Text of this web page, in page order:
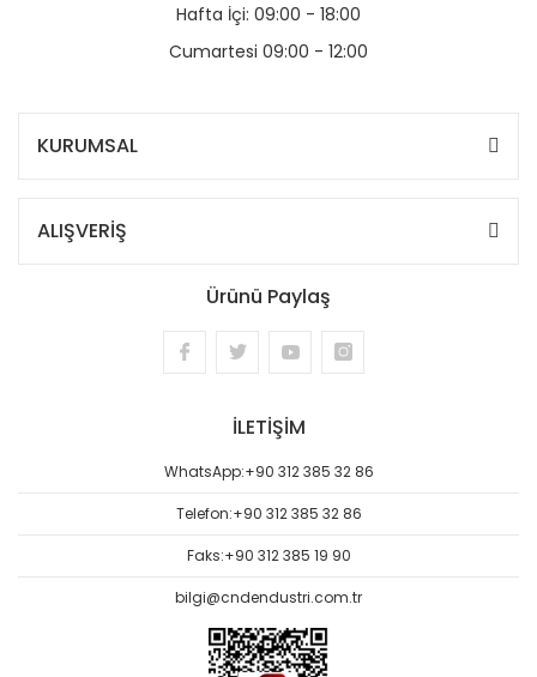
Hafta İçi: 09:00 - 18:00
Cumartesi 09:00 - 12:00
KURUMSAL
ALIŞVERİŞ
Ürünü Paylaş
İLETİŞİM
WhatsApp:+90 312 385 32 86
Telefon:+90 312 385 32 86
Faks:+90 312 385 19 90
bilgi@cndendustri.com.tr